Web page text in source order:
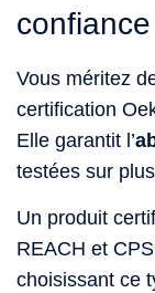
confiance
Vous méritez
certification
Elle garantit l’
testées sur
Un produit
REACH et
choisissant ce